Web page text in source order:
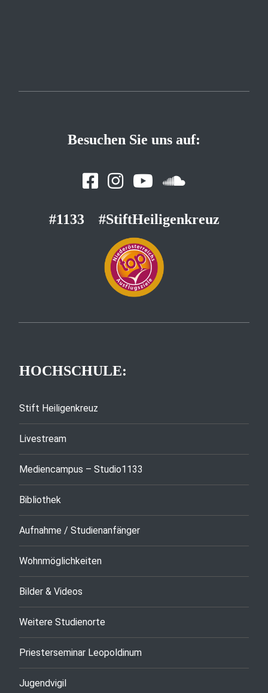
Besuchen Sie uns auf:
#1133 #StiftHeiligenkreuz
HOCHSCHULE:
Stift Heiligenkreuz
Livestream
Mediencampus – Studio1133
Bibliothek
Aufnahme / Studienanfänger
Wohnmöglichkeiten
Bilder & Videos
Weitere Studienorte
Priesterseminar Leopoldinum
Jugendvigil